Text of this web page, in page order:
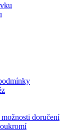
doručení